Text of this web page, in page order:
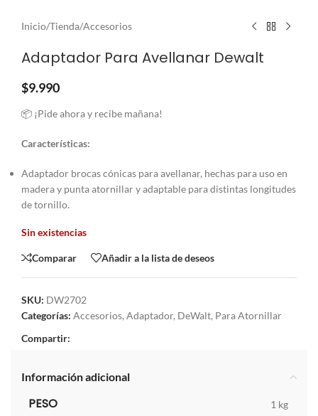
Inicio/Tienda/Accesorios
Adaptador Para Avellanar Dewalt
$9.990
📦 ¡Pide ahora y recibe mañana!
Características:
Adaptador brocas cónicas para avellanar, hechas para uso en
madera y punta atornillar y adaptable para distintas longitudes
de tornillo.
Sin existencias
Comparar Añadir a la lista de deseos
SKU: DW2702
Categorías: Accesorios, Adaptador, DeWalt, Para Atornillar
Compartir:
Información adicional
PESO 1 kg